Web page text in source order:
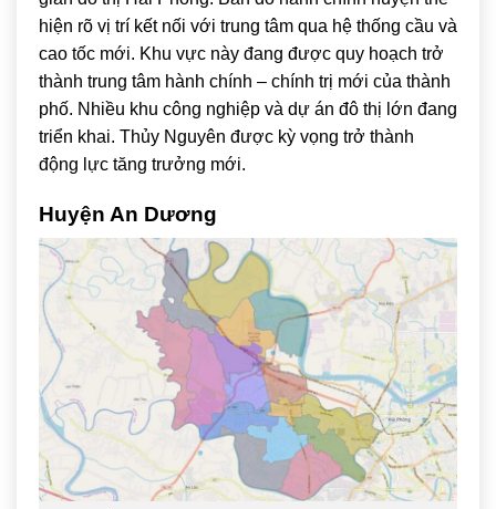
hiện rõ vị trí kết nối với trung tâm qua hệ thống cầu và
cao tốc mới. Khu vực này đang được quy hoạch trở
thành trung tâm hành chính – chính trị mới của thành
phố. Nhiều khu công nghiệp và dự án đô thị lớn đang
triển khai. Thủy Nguyên được kỳ vọng trở thành
động lực tăng trưởng mới.
Huyện An Dương